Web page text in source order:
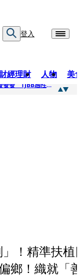
登入
財經理財 人物 美
AKIRA台北開唱「令和8年8月8日」中文喊發發發 TJBB感性喊「謝謝AKIRA桑」
！精準扶植
鄉！織就「